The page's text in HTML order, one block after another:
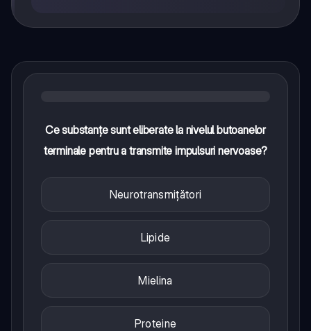
Ce substanțe sunt eliberate la nivelul butoanelor
terminale pentru a transmite impulsuri nervoase?
Neurotransmițători
Lipide
Mielina
Proteine